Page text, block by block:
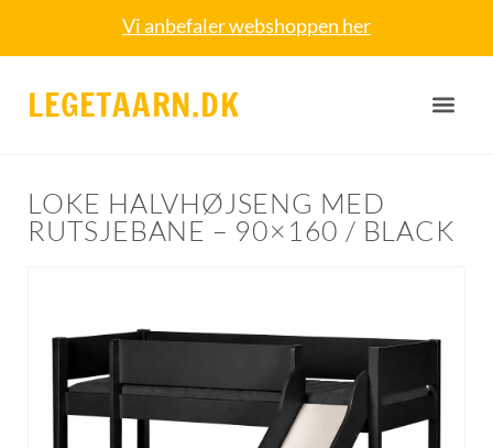
Vi anbefaler webshoppen her
LEGETAARN.DK
LOKE HALVHØJSENG MED
RUTSJEBANE – 90×160 / BLACK